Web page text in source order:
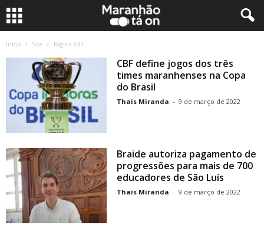
Início Site Página 631
CBF define jogos dos três
times maranhenses na Copa
do Brasil
Thais Miranda - 9 de março de 2022
Braide autoriza pagamento de
progressões para mais de 700
educadores de São Luís
Thais Miranda - 9 de março de 2022